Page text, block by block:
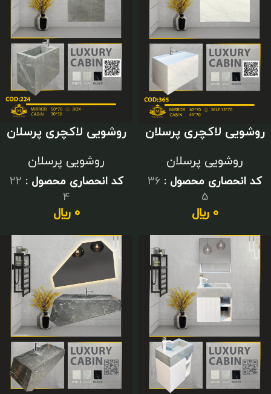
روشویی لاکچری پرسلان
روشویی پرسلان
کد انحصاری محصول : 36
5
0 ﷼
روشویی لاکچری پرسلان
روشویی پرسلان
کد انحصاری محصول : 22
4
0 ﷼